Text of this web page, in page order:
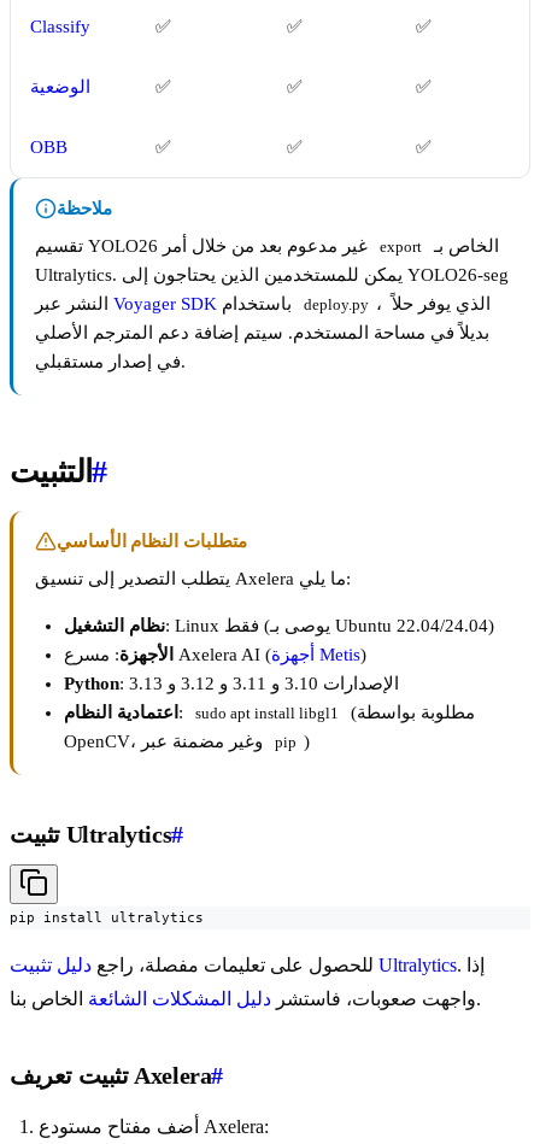
Classify ✅ ✅ ✅
الوضعية ✅ ✅ ✅
OBB ✅ ✅ ✅
ملاحظة
export
Ultralytics. يمكن للمستخدمين الذين يحتاجون إلى YOLO26-seg
Voyager SDK deploy.py ، الذي يوفر حلاً
بديلاً في مساحة المستخدم. سيتم إضافة دعم المترجم الأصلي
في إصدار مستقبلي.
التثبيت#
متطلبات النظام الأساسي
يتطلب التصدير إلى تنسيق Axelera ما يلي:
نظام التشغيل
: Linux فقط (يوصى بـ Ubuntu 22.04/24.04)
الأجهزة
: مسرع Axelera AI ( أجهزة Metis)
Python
: الإصدارات 3.10 و 3.11 و 3.12 و 3.13
اعتمادية النظام : sudo apt install libgl1
(مطلوبة بواسطة
pip )
تثبيت Ultralytics#
pip install ultralytics
للحصول على تعليمات مفصلة، راجع دليل تثبيت Ultralytics. إذا
واجهت صعوبات، فاستشر دليل المشكلات الشائعة الخاص بنا.
تثبيت تعريف Axelera#
أضف مفتاح مستودع Axelera: